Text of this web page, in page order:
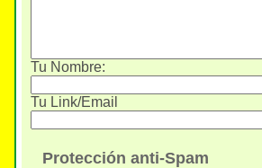
Tu Nombre:
Tu Link/Email
Protección anti-Spam